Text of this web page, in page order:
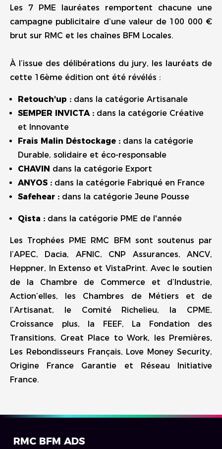
Les 7 PME lauréates remportent chacune une
campagne publicitaire d’une valeur de 100 000 €
brut sur RMC et les chaînes BFM Locales.
À l’issue des délibérations du jury, les lauréats de
cette 16ème édition ont été révélés :
Retouch'up : dans la catégorie Artisanale
SEMPER INVICTA : dans la catégorie Créative
et Innovante
Frais Malin Déstockage : dans la catégorie
Durable, solidaire et éco-responsable
CHAVIN dans la catégorie Export
ANYOS : dans la catégorie Fabriqué en France
Safehear : dans la catégorie Jeune Pousse
Qista : dans la catégorie PME de l'année
Les Trophées PME RMC BFM sont soutenus par
l’APEC, Dacia, AFNIC, CNP Assurances, ANCV,
Heppner, In Extenso et VistaPrint. Avec le soutien
de la Chambre de Commerce et d’Industrie,
Action’elles, les Chambres de Métiers et de
l’Artisanat, le Comité Richelieu, la CPME,
Croissance plus, la FEEF, La Fondation des
Transitions, Great Place to Work, les Premières,
Les Rebondisseurs Français, Love Money Security,
Origine France Garantie et Réseau Initiative
France.
RMC BFM ADS